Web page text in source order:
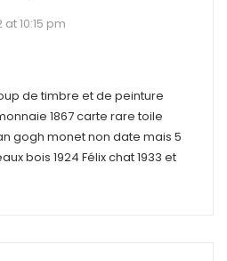
at 10:15 pm
de timbre et de peinture
1867 carte rare toile
gogh monet non date mais 5
bois 1924 Félix chat 1933 et